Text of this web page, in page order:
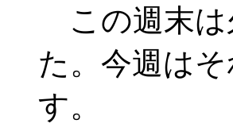
この週末は
た。今週は
す。